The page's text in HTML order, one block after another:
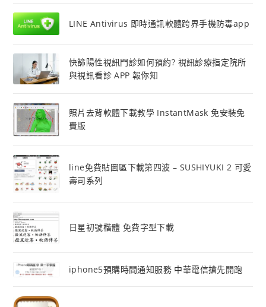
LINE Antivirus 即時通訊軟體跨界手機防毒app
快篩陽性視訊門診如何預約? 視訊診療指定院所
與視訊看診 APP 報你知
照片去背軟體下載教學 InstantMask 免安裝免
費版
line免費貼圖區下載第四波 – SUSHIYUKI 2 可愛
壽司系列
日星初號楷體 免費字型下載
iphone5預購時間通知服務 中華電信搶先開跑